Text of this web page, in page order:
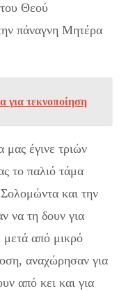
Θεού
πάναγνη Μητέρα
για τεκνοποίηση
έγινε τριών
το παλιό τάμα
και την
να τη δουν για
μετά από μικρό
αναχώρησαν για
από κει και για